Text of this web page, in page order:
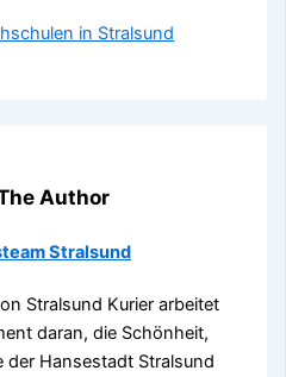
in Stralsund
Author
Stralsund
Stralsund Kurier arbeitet
daran, die Schönheit,
der Hansestadt Stralsund